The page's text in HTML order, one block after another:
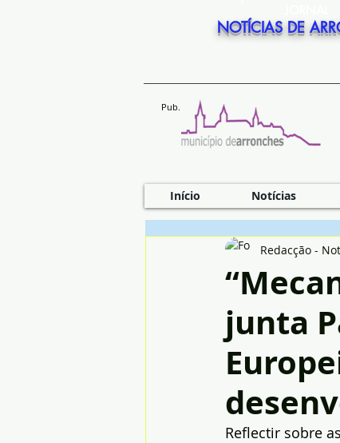
NOTÍCIAS DE
Pub.
Início Notícias
junta
Redacção -
Reflectir sobre